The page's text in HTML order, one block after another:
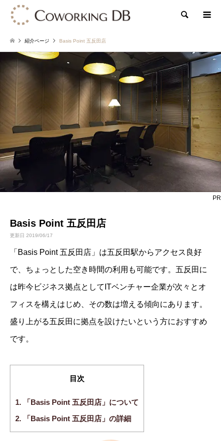
検索
紹介ページ Basis Point 五反田店
PR
Basis Point 五反田店
更新日 2019/06/17
「Basis Point 五反田店」は五反田駅からアクセス良好
で、ちょっとした空き時間の利用も可能です。五反田に
は昨今ビジネス拠点としてITベンチャー企業が次々とオ
フィスを構えはじめ、その数は増える傾向にあります。
盛り上がる五反田に拠点を設けたいという方におすすめ
です。
目次
1. 「Basis Point 五反田店」について
2. 「Basis Point 五反田店」の詳細